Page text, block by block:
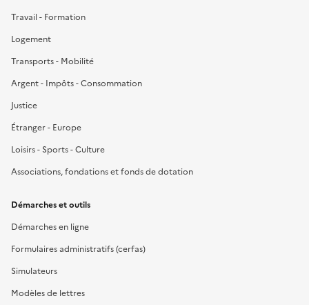
Travail - Formation
Logement
Transports - Mobilité
Argent - Impôts - Consommation
Justice
Étranger - Europe
Loisirs - Sports - Culture
Associations, fondations et fonds de dotation
Démarches et outils
Démarches en ligne
Formulaires administratifs (cerfas)
Simulateurs
Modèles de lettres